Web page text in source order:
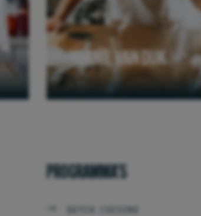
YORNIE VAN DIJK
PROGRAMMA'S
DUTCH CUISINE